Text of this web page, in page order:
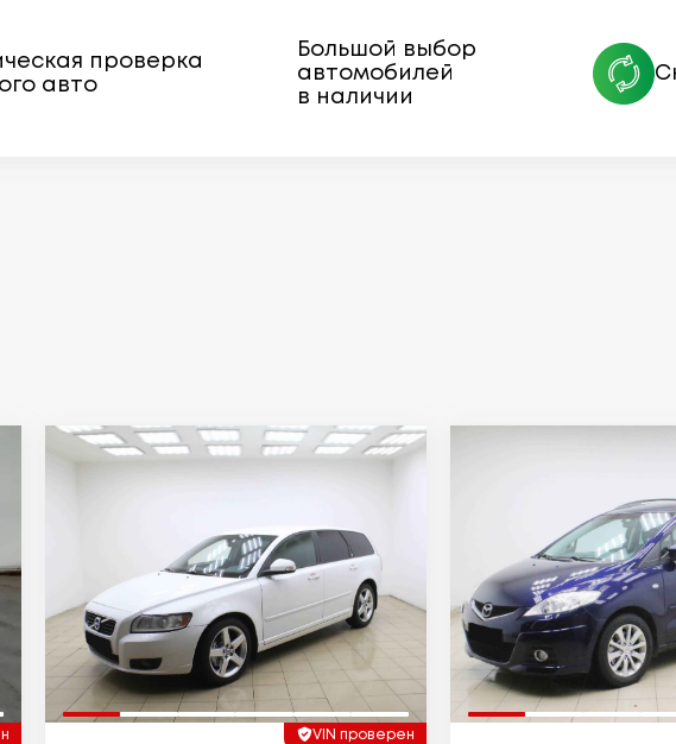
проверка
авто
Большой выбор
автомобилей
в наличии
VIN проверен